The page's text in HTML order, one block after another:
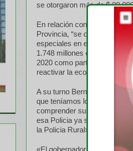
se otorgaron más de $
En relación con Tres
Provincia, “se otorgaron
especiales en el partido”. El
1.748 millones
2020 como parte de una
reactivar la economía”.
A su turno Berni señaló:
que teníamos los
comprender sus
esa Policia ya se creó. Son
la Policia Rural».
«El gobernador Kicillof